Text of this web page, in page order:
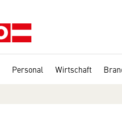
Personal Wirtschaft